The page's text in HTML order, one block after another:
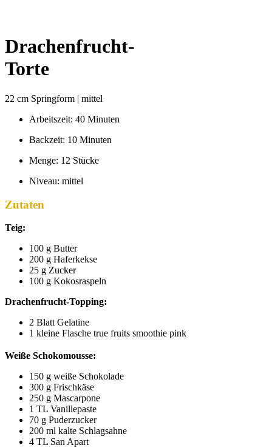
Drachenfrucht-
Torte
22 cm Springform | mittel
Arbeitszeit: 40 Minuten
Backzeit: 10 Minuten
Menge: 12 Stücke
Niveau: mittel
Zutaten
Teig:
100 g Butter
200 g Haferkekse
25 g Zucker
100 g Kokosraspeln
Drachenfrucht-Topping:
2 Blatt Gelatine
1 kleine Flasche true fruits smoothie pink
Weiße Schokomousse:
150 g weiße Schokolade
300 g Frischkäse
250 g Mascarpone
1 TL Vanillepaste
70 g Puderzucker
200 ml kalte Schlagsahne
4 TL San Apart